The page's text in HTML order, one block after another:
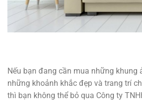
Nếu bạn đang cần mua những khung
những khoảnh khắc đẹp và trang trí
thì bạn không thể bỏ qua Công ty